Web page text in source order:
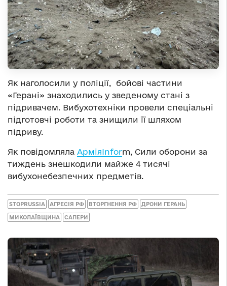
Як наголосили у поліції, бойові частини
«Герані» знаходились у зведеному стані з
підривачем. Вибухотехніки провели спеціальні
підготовчі роботи та знищили її шляхом
підриву.
Як повідомляла АрміяInform, Сили оборони за
тиждень знешкодили майже 4 тисячі
вибухонебезпечних предметів.
STOPRUSSIA АГРЕСІЯ РФ ВТОРГНЕННЯ РФ ДРОНИ ГЕРАНЬ
МИКОЛАЇВЩИНА САПЕРИ